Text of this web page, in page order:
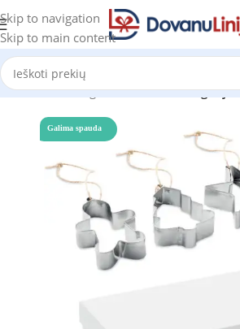
Skip to navigation
Skip to main content
Pradžia Katalogas Prekes be kategorijos
Galima spauda